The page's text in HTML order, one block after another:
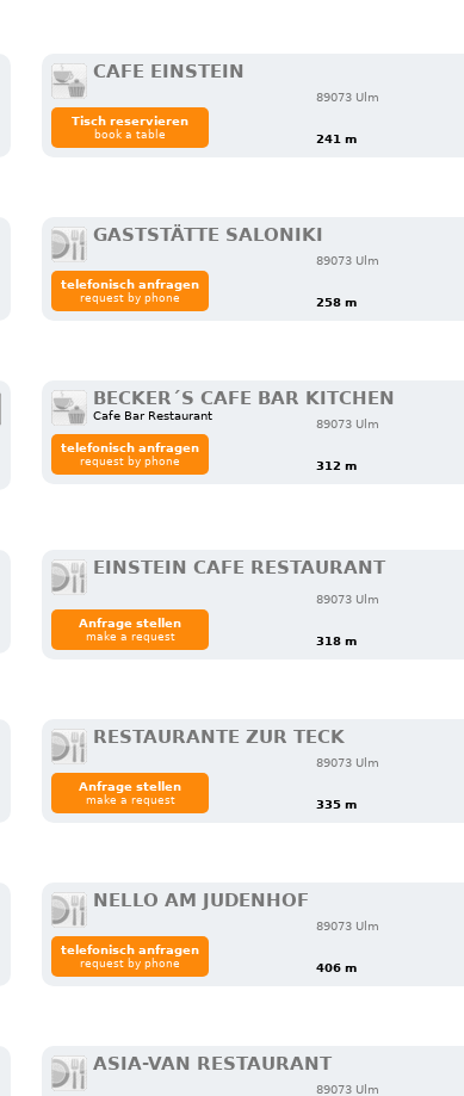
CAFE EINSTEIN
89073 Ulm
241 m
Tisch reservieren
book a table
GASTSTÄTTE SALONIKI
89073 Ulm
258 m
telefonisch anfragen
request by phone
BECKER´S CAFE BAR KITCHEN
Cafe Bar Restaurant
89073 Ulm
312 m
telefonisch anfragen
request by phone
EINSTEIN CAFE RESTAURANT
89073 Ulm
318 m
Anfrage stellen
make a request
RESTAURANTE ZUR TECK
89073 Ulm
335 m
Anfrage stellen
make a request
NELLO AM JUDENHOF
89073 Ulm
406 m
telefonisch anfragen
request by phone
ASIA-VAN RESTAURANT
89073 Ulm